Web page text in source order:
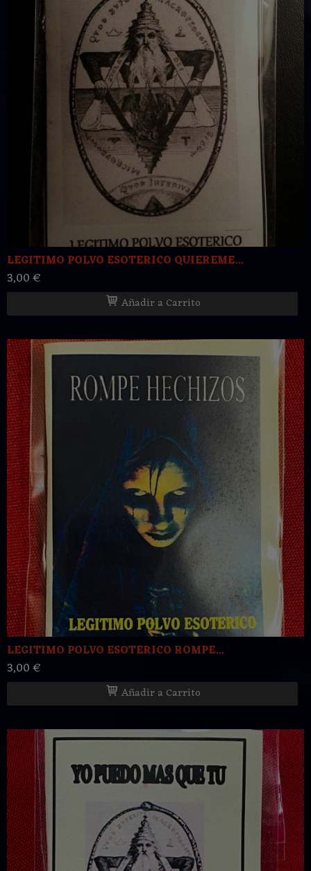
LEGITIMO POLVO ESOTERICO QUIEREME...
3,00 €
Añadir a Carrito
LEGITIMO POLVO ESOTERICO ROMPE...
3,00 €
Añadir a Carrito